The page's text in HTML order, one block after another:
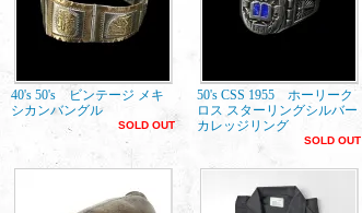
40's 50's ビンテージ メキ
シカンバングル
SOLD OUT
50's CSS 1955 ホーリーク
ロス スターリングシルバー
カレッジリング
SOLD OUT